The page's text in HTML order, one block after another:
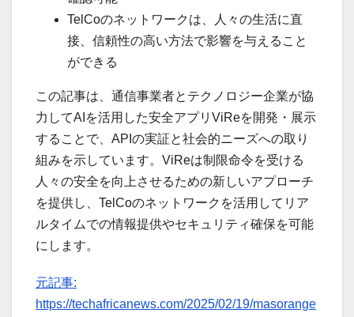
TelCoのネットワークは、人々の生活に直
接、信頼性の高い方法で影響を与えること
ができる
この記事は、通信事業者とテクノロジー企業が協
力してAIを活用した安全アプリViReを開発・展示
することで、APIの実証と社会的ニーズへの取り
組みを示しています。ViReは制限命令を受ける
人々の安全を向上させるための新しいアプローチ
を提供し、TelCoのネットワークを活用してリア
ルタイムでの情報提供やセキュリティ確保を可能
にします。
元記事:
https://techafricanews.com/2025/02/19/masorange